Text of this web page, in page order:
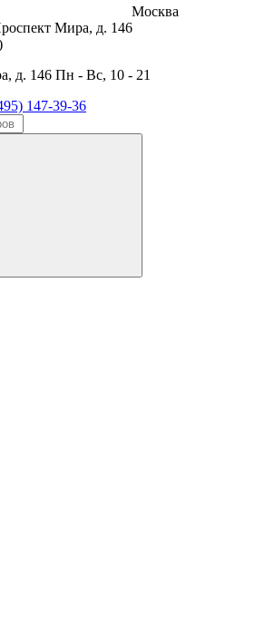
Москва
Мира, д. 146
д. 146 Пн - Вс, 10 - 21
147-39-36